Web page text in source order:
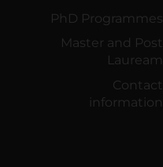
PhD Programmes
Master and Post
Lauream
Contact
information